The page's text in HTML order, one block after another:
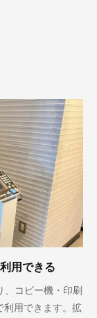
用できる
、コピー機・印刷
利用できます。拡